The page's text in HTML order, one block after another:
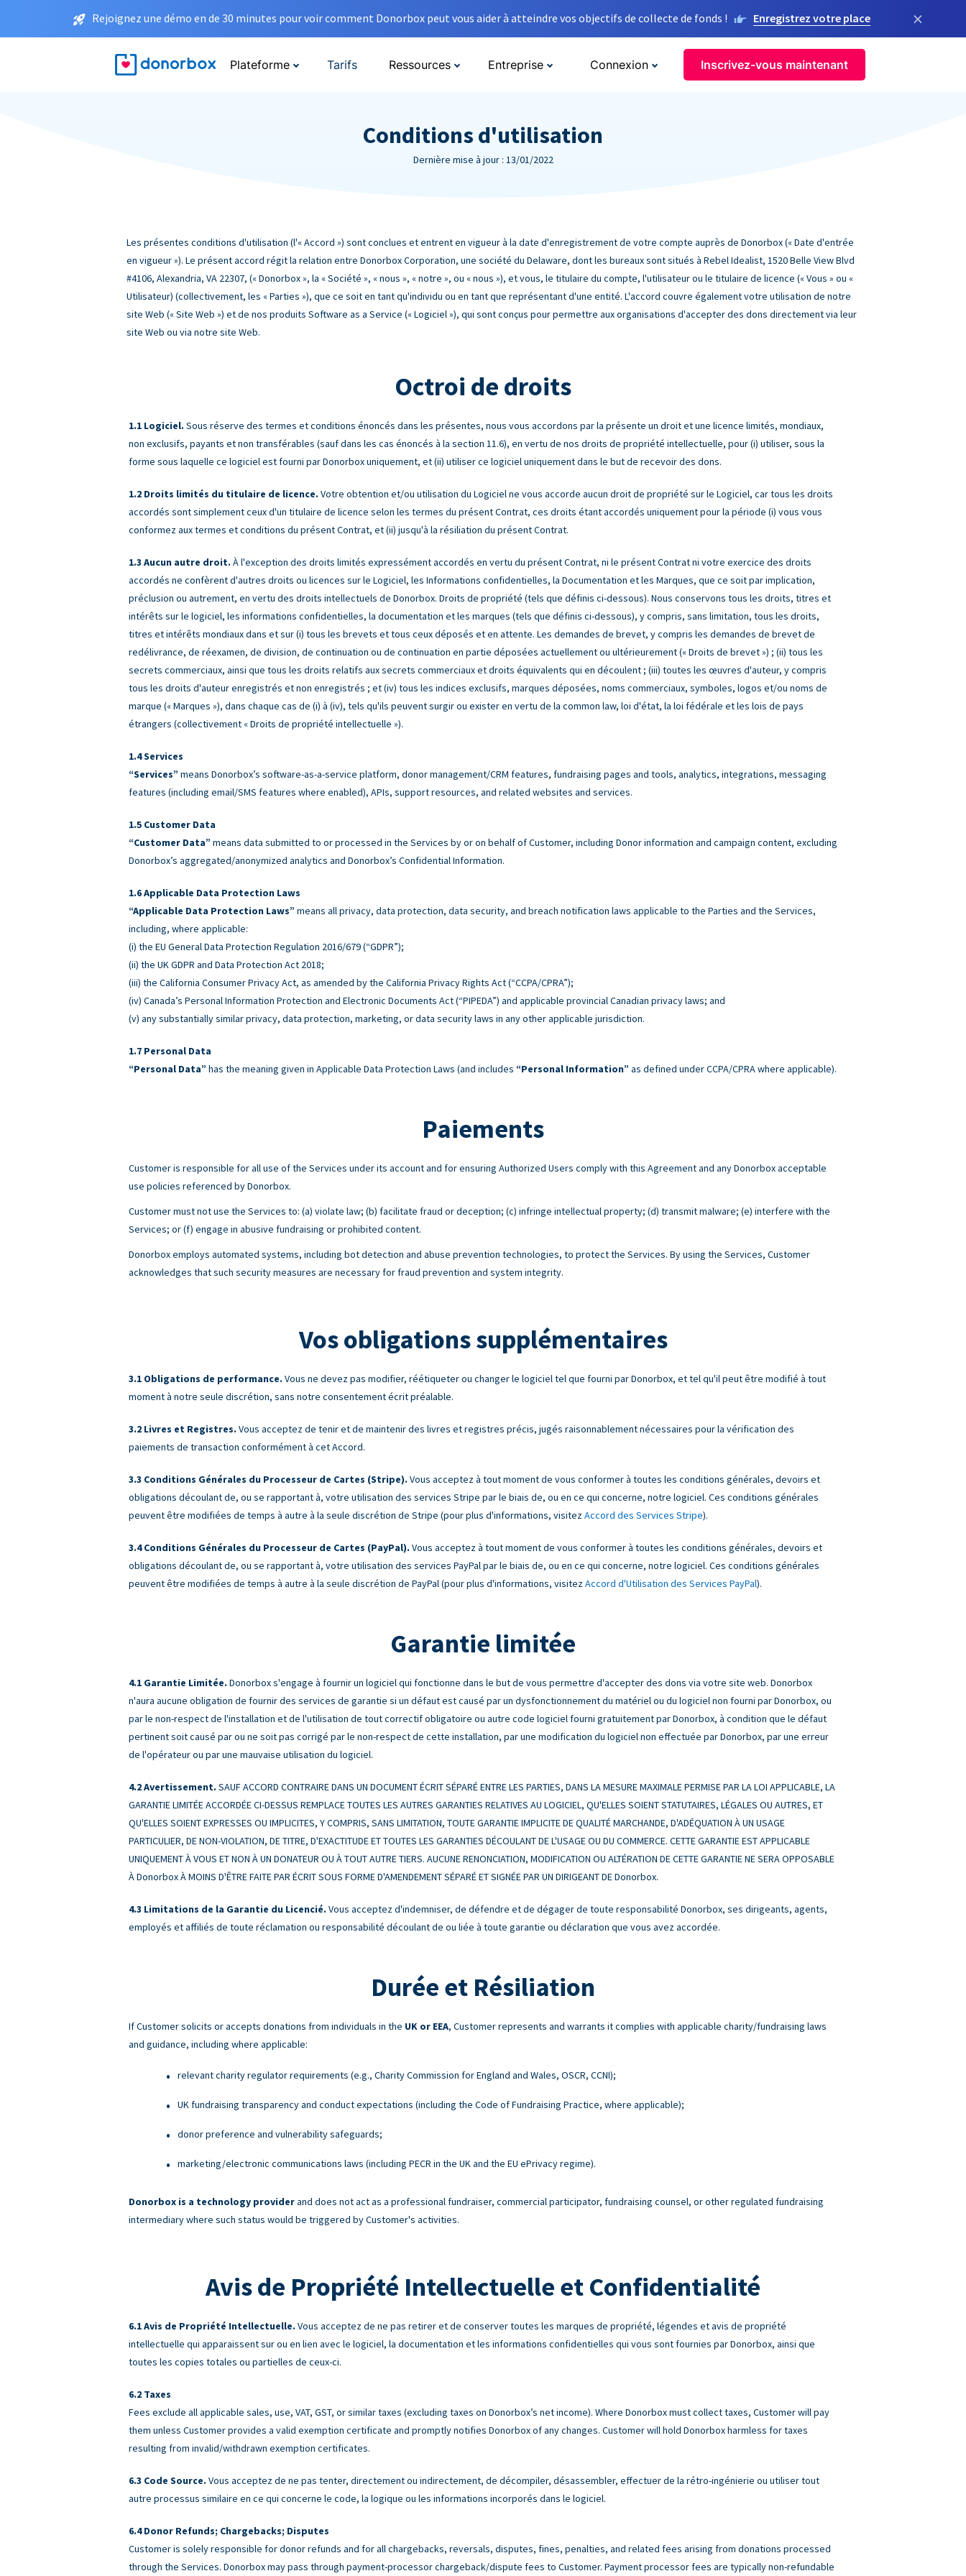
Rejoignez une démo en de 30 minutes pour voir comment Donorbox peut vous aider à atteindre vos objectifs de collecte de fonds ! Enregistrez votre place ×
Plateforme Tarifs Ressources Entreprise Connexion Inscrivez-vous maintenant
Conditions d'utilisation
Dernière mise à jour : 13/01/2022
Les présentes conditions d'utilisation (l'« Accord ») sont conclues et entrent en vigueur à la date d'enregistrement de votre compte auprès de Donorbox (« Date d'entrée
en vigueur »). Le présent accord régit la relation entre Donorbox Corporation, une société du Delaware, dont les bureaux sont situés à Rebel Idealist, 1520 Belle View Blvd
#4106, Alexandria, VA 22307, (« Donorbox », la « Société », « nous », « notre », ou « nous »), et vous, le titulaire du compte, l'utilisateur ou le titulaire de licence (« Vous » ou «
Utilisateur) (collectivement, les « Parties »), que ce soit en tant qu'individu ou en tant que représentant d'une entité. L'accord couvre également votre utilisation de notre
site Web (« Site Web ») et de nos produits Software as a Service (« Logiciel »), qui sont conçus pour permettre aux organisations d'accepter des dons directement via leur
site Web ou via notre site Web.
Octroi de droits
Logiciel. Sous réserve des termes et conditions énoncés dans les présentes, nous vous accordons par la présente un droit et une licence limités, mondiaux,
non exclusifs, payants et non transférables (sauf dans les cas énoncés à la section 11.6), en vertu de nos droits de propriété intellectuelle, pour (i) utiliser, sous la
forme sous laquelle ce logiciel est fourni par Donorbox uniquement, et (ii) utiliser ce logiciel uniquement dans le but de recevoir des dons.
Droits limités du titulaire de licence. Votre obtention et/ou utilisation du Logiciel ne vous accorde aucun droit de propriété sur le Logiciel, car tous les droits
accordés sont simplement ceux d'un titulaire de licence selon les termes du présent Contrat, ces droits étant accordés uniquement pour la période (i) vous vous
conformez aux termes et conditions du présent Contrat, et (ii) jusqu'à la résiliation du présent Contrat.
Aucun autre droit. À l'exception des droits limités expressément accordés en vertu du présent Contrat, ni le présent Contrat ni votre exercice des droits
accordés ne confèrent d'autres droits ou licences sur le Logiciel, les Informations confidentielles, la Documentation et les Marques, que ce soit par implication,
préclusion ou autrement, en vertu des droits intellectuels de Donorbox. Droits de propriété (tels que définis ci-dessous). Nous conservons tous les droits, titres et
intérêts sur le logiciel, les informations confidentielles, la documentation et les marques (tels que définis ci-dessous), y compris, sans limitation, tous les droits,
titres et intérêts mondiaux dans et sur (i) tous les brevets et tous ceux déposés et en attente. Les demandes de brevet, y compris les demandes de brevet de
redélivrance, de réexamen, de division, de continuation ou de continuation en partie déposées actuellement ou ultérieurement (« Droits de brevet ») ; (ii) tous les
secrets commerciaux, ainsi que tous les droits relatifs aux secrets commerciaux et droits équivalents qui en découlent ; (iii) toutes les œuvres d'auteur, y compris
tous les droits d'auteur enregistrés et non enregistrés ; et (iv) tous les indices exclusifs, marques déposées, noms commerciaux, symboles, logos et/ou noms de
marque (« Marques »), dans chaque cas de (i) à (iv), tels qu'ils peuvent surgir ou exister en vertu de la common law, loi d'état, la loi fédérale et les lois de pays
étrangers (collectivement « Droits de propriété intellectuelle »).
Services
“Services” means Donorbox’s software-as-a-service platform, donor management/CRM features, fundraising pages and tools, analytics, integrations, messaging
features (including email/SMS features where enabled), APIs, support resources, and related websites and services.
Customer Data
“Customer Data” means data submitted to or processed in the Services by or on behalf of Customer, including Donor information and campaign content, excluding
Donorbox’s aggregated/anonymized analytics and Donorbox’s Confidential Information.
Applicable Data Protection Laws
“Applicable Data Protection Laws” means all privacy, data protection, data security, and breach notification laws applicable to the Parties and the Services,
including, where applicable:
(i) the EU General Data Protection Regulation 2016/679 (“GDPR”);
(ii) the UK GDPR and Data Protection Act 2018;
(iii) the California Consumer Privacy Act, as amended by the California Privacy Rights Act (“CCPA/CPRA”);
(iv) Canada’s Personal Information Protection and Electronic Documents Act (“PIPEDA”) and applicable provincial Canadian privacy laws; and
(v) any substantially similar privacy, data protection, marketing, or data security laws in any other applicable jurisdiction.
Personal Data
“Personal Data” has the meaning given in Applicable Data Protection Laws (and includes “Personal Information” as defined under CCPA/CPRA where applicable).
Paiements
Customer is responsible for all use of the Services under its account and for ensuring Authorized Users comply with this Agreement and any Donorbox acceptable
use policies referenced by Donorbox.
Customer must not use the Services to: (a) violate law; (b) facilitate fraud or deception; (c) infringe intellectual property; (d) transmit malware; (e) interfere with the
Services; or (f) engage in abusive fundraising or prohibited content.
Donorbox employs automated systems, including bot detection and abuse prevention technologies, to protect the Services. By using the Services, Customer
acknowledges that such security measures are necessary for fraud prevention and system integrity.
Vos obligations supplémentaires
Obligations de performance. Vous ne devez pas modifier, réétiqueter ou changer le logiciel tel que fourni par Donorbox, et tel qu'il peut être modifié à tout
moment à notre seule discrétion, sans notre consentement écrit préalable.
Livres et Registres. Vous acceptez de tenir et de maintenir des livres et registres précis, jugés raisonnablement nécessaires pour la vérification des
paiements de transaction conformément à cet Accord.
Conditions Générales du Processeur de Cartes (Stripe). Vous acceptez à tout moment de vous conformer à toutes les conditions générales, devoirs et
obligations découlant de, ou se rapportant à, votre utilisation des services Stripe par le biais de, ou en ce qui concerne, notre logiciel. Ces conditions générales
peuvent être modifiées de temps à autre à la seule discrétion de Stripe (pour plus d'informations, visitezAccord des Services Stripe).
Conditions Générales du Processeur de Cartes (PayPal). Vous acceptez à tout moment de vous conformer à toutes les conditions générales, devoirs et
obligations découlant de, ou se rapportant à, votre utilisation des services PayPal par le biais de, ou en ce qui concerne, notre logiciel. Ces conditions générales
peuvent être modifiées de temps à autre à la seule discrétion de PayPal (pour plus d'informations, visitezAccord d'Utilisation des Services PayPal).
Garantie limitée
Garantie Limitée. Donorbox s'engage à fournir un logiciel qui fonctionne dans le but de vous permettre d'accepter des dons via votre site web. Donorbox
n'aura aucune obligation de fournir des services de garantie si un défaut est causé par un dysfonctionnement du matériel ou du logiciel non fourni par Donorbox, ou
par le non-respect de l'installation et de l'utilisation de tout correctif obligatoire ou autre code logiciel fourni gratuitement par Donorbox, à condition que le défaut
pertinent soit causé par ou ne soit pas corrigé par le non-respect de cette installation, par une modification du logiciel non effectuée par Donorbox, par une erreur
de l'opérateur ou par une mauvaise utilisation du logiciel.
Avertissement. SAUF ACCORD CONTRAIRE DANS UN DOCUMENT ÉCRIT SÉPARÉ ENTRE LES PARTIES, DANS LA MESURE MAXIMALE PERMISE PAR LA LOI APPLICABLE, LA
GARANTIE LIMITÉE ACCORDÉE CI-DESSUS REMPLACE TOUTES LES AUTRES GARANTIES RELATIVES AU LOGICIEL, QU'ELLES SOIENT STATUTAIRES, LÉGALES OU AUTRES, ET
QU'ELLES SOIENT EXPRESSES OU IMPLICITES, Y COMPRIS, SANS LIMITATION, TOUTE GARANTIE IMPLICITE DE QUALITÉ MARCHANDE, D'ADÉQUATION À UN USAGE
PARTICULIER, DE NON-VIOLATION, DE TITRE, D'EXACTITUDE ET TOUTES LES GARANTIES DÉCOULANT DE L'USAGE OU DU COMMERCE. CETTE GARANTIE EST APPLICABLE
UNIQUEMENT À VOUS ET NON À UN DONATEUR OU À TOUT AUTRE TIERS. AUCUNE RENONCIATION, MODIFICATION OU ALTÉRATION DE CETTE GARANTIE NE SERA OPPOSABLE
À Donorbox À MOINS D'ÊTRE FAITE PAR ÉCRIT SOUS FORME D'AMENDEMENT SÉPARÉ ET SIGNÉE PAR UN DIRIGEANT DE Donorbox.
Limitations de la Garantie du Licencié. Vous acceptez d'indemniser, de défendre et de dégager de toute responsabilité Donorbox, ses dirigeants, agents,
employés et affiliés de toute réclamation ou responsabilité découlant de ou liée à toute garantie ou déclaration que vous avez accordée.
Durée et Résiliation
If Customer solicits or accepts donations from individuals in the UK or EEA, Customer represents and warrants it complies with applicable charity/fundraising laws
and guidance, including where applicable:
relevant charity regulator requirements (e.g., Charity Commission for England and Wales, OSCR, CCNI);
UK fundraising transparency and conduct expectations (including the Code of Fundraising Practice, where applicable);
donor preference and vulnerability safeguards;
marketing/electronic communications laws (including PECR in the UK and the EU ePrivacy regime).
Donorbox is a technology providerand does not act as a professional fundraiser, commercial participator, fundraising counsel, or other regulated fundraising
intermediary where such status would be triggered by Customer's activities.
Avis de Propriété Intellectuelle et Confidentialité
Avis de Propriété Intellectuelle. Vous acceptez de ne pas retirer et de conserver toutes les marques de propriété, légendes et avis de propriété
intellectuelle qui apparaissent sur ou en lien avec le logiciel, la documentation et les informations confidentielles qui vous sont fournies par Donorbox, ainsi que
toutes les copies totales ou partielles de ceux-ci.
Taxes
Fees exclude all applicable sales, use, VAT, GST, or similar taxes (excluding taxes on Donorbox’s net income). Where Donorbox must collect taxes, Customer will pay
them unless Customer provides a valid exemption certificate and promptly notifies Donorbox of any changes. Customer will hold Donorbox harmless for taxes
resulting from invalid/withdrawn exemption certificates.
Code Source. Vous acceptez de ne pas tenter, directement ou indirectement, de décompiler, désassembler, effectuer de la rétro-ingénierie ou utiliser tout
autre processus similaire en ce qui concerne le code, la logique ou les informations incorporés dans le logiciel.
Donor Refunds; Chargebacks; Disputes
Customer is solely responsible for donor refunds and for all chargebacks, reversals, disputes, fines, penalties, and related fees arising from donations processed
through the Services. Donorbox may pass through payment-processor chargeback/dispute fees to Customer. Payment processor fees are typically non-refundable